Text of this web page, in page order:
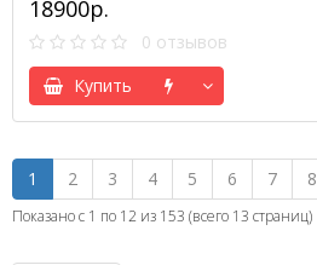
18900р.
0 отзывов
Купить
1 2 3 4 5 6 7 8
Показано с 1 по 12 из 153 (всего 13 страниц)